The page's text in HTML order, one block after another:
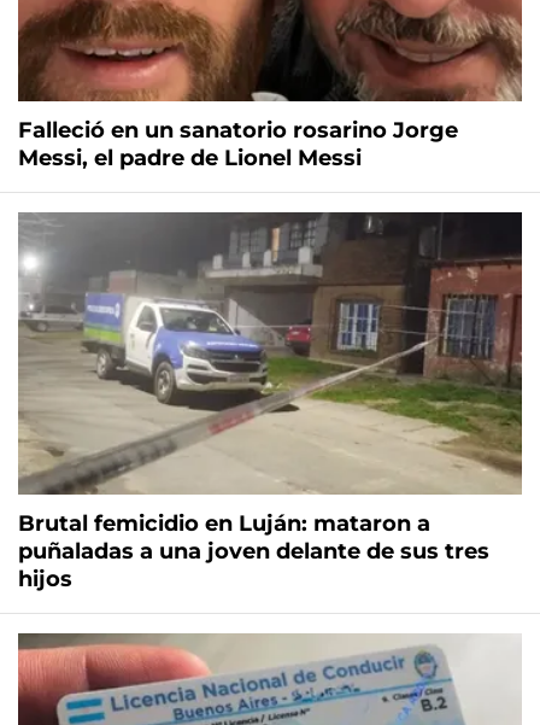
Falleció en un sanatorio rosarino Jorge
Messi, el padre de Lionel Messi
Brutal femicidio en Luján: mataron a
puñaladas a una joven delante de sus tres
hijos